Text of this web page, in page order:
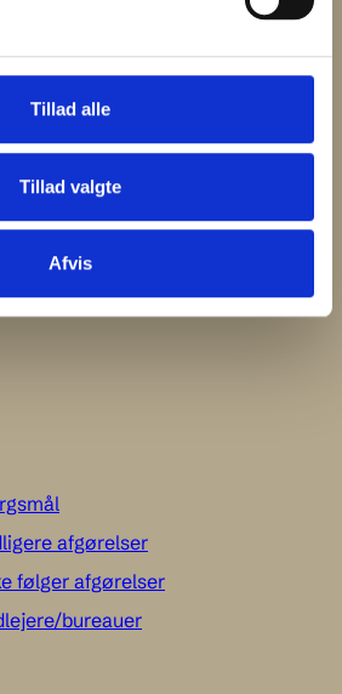
Tillad alle
Tillad valgte
Afvis
for Feriehusudlejning
K
afgørelser
følger afgørelser
bureauer